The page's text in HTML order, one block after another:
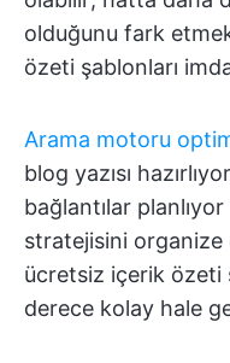
olduğunu fark
özeti şablonları
Arama motoru
blog yazısı
bağlantılar
stratejisini organize
ücretsiz içerik özeti
derece kolay hale